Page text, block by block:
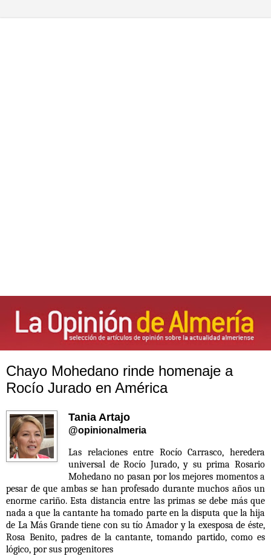
Chayo Mohedano rinde homenaje a
Rocío Jurado en América
Tania Artajo
@opinionalmeria
Las relaciones entre Rocío Carrasco, heredera
universal de Rocío Jurado, y su prima Rosario
Mohedano no pasan por los mejores momentos a
pesar de que ambas se han profesado durante muchos años un
enorme cariño. Esta distancia entre las primas se debe más que
nada a que la cantante ha tomado parte en la disputa que la hija
de La Más Grande tiene con su tío Amador y la exesposa de éste,
Rosa Benito, padres de la cantante, tomando partido, como es
lógico, por sus progenitores